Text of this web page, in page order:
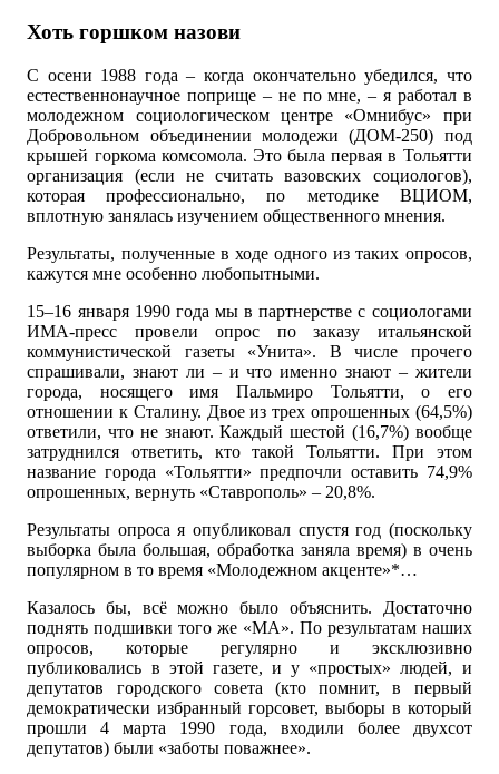
Хоть горшком назови
С осени 1988 года – когда окончательно убедился, что
естественнонаучное поприще – не по мне, – я работал в
молодежном социологическом центре «Омнибус» при
Добровольном объединении молодежи (ДОМ-250) под
крышей горкома комсомола. Это была первая в Тольятти
организация (если не считать вазовских социологов),
которая профессионально, по методике ВЦИОМ,
вплотную занялась изучением общественного мнения.
Результаты, полученные в ходе одного из таких опросов,
кажутся мне особенно любопытными.
15–16 января 1990 года мы в партнерстве с социологами
ИМА-пресс провели опрос по заказу итальянской
коммунистической газеты «Унита». В числе прочего
спрашивали, знают ли – и что именно знают – жители
города, носящего имя Пальмиро Тольятти, о его
отношении к Сталину. Двое из трех опрошенных (64,5%)
ответили, что не знают. Каждый шестой (16,7%) вообще
затруднился ответить, кто такой Тольятти. При этом
название города «Тольятти» предпочли оставить 74,9%
опрошенных, вернуть «Ставрополь» – 20,8%.
Результаты опроса я опубликовал спустя год (поскольку
выборка была большая, обработка заняла время) в очень
популярном в то время «Молодежном акценте»*…
Казалось бы, всё можно было объяснить. Достаточно
поднять подшивки того же «МА». По результатам наших
опросов, которые регулярно и эксклюзивно
публиковались в этой газете, и у «простых» людей, и
депутатов городского совета (кто помнит, в первый
демократически избранный горсовет, выборы в который
прошли 4 марта 1990 года, входили более двухсот
депутатов) были «заботы поважнее».